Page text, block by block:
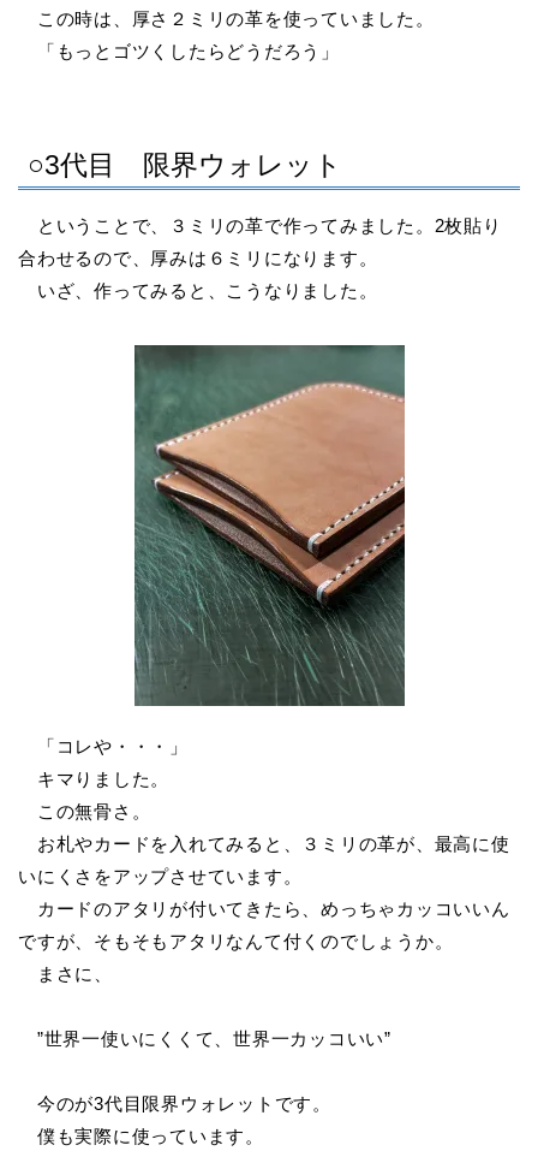
この時は、厚さ２ミリの革を使っていました。
「もっとゴツくしたらどうだろう」
○3代目 限界ウォレット
ということで、３ミリの革で作ってみました。2枚貼り
合わせるので、厚みは６ミリになります。
いざ、作ってみると、こうなりました。
「コレや・・・」
キマりました。
この無骨さ。
お札やカードを入れてみると、３ミリの革が、最高に使
いにくさをアップさせています。
カードのアタリが付いてきたら、めっちゃカッコいいん
ですが、そもそもアタリなんて付くのでしょうか。
まさに、
”世界一使いにくくて、世界一カッコいい”
今のが3代目限界ウォレットです。
僕も実際に使っています。